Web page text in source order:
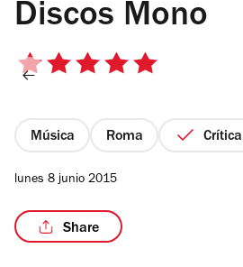
Discos Mono
5
estrellas
Música Roma
lunes 8 junio 2015
Share